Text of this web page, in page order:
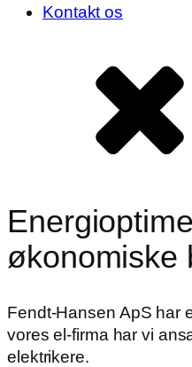
Kontakt os
økonomiske
Fendt-Hansen ApS har
vores el-firma har vi
elektrikere.